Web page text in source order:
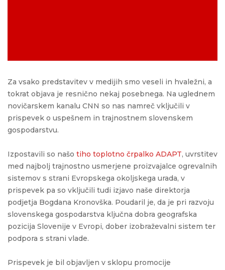
Za vsako predstavitev v medijih smo veseli in hvaležni, a
tokrat objava je resnično nekaj posebnega. Na uglednem
novičarskem kanalu CNN so nas namreč vključili v
prispevek o uspešnem in trajnostnem slovenskem
gospodarstvu.
Izpostavili so našo tiho toplotno črpalko ADAPT, uvrstitev
med najbolj trajnostno usmerjene proizvajalce ogrevalnih
sistemov s strani Evropskega okoljskega urada, v
prispevek pa so vključili tudi izjavo naše direktorja
podjetja Bogdana Kronovška. Poudaril je, da je pri razvoju
slovenskega gospodarstva ključna dobra geografska
pozicija Slovenije v Evropi, dober izobraževalni sistem ter
podpora s strani vlade.
Prispevek je bil objavljen v sklopu promocije